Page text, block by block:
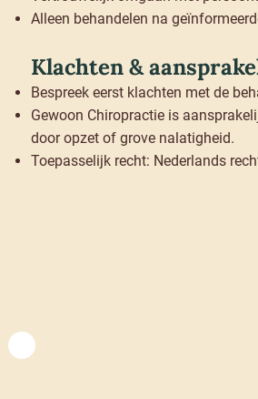
Alleen behandelen na
Klachten &
Bespreek eerst klachten met de
Gewoon Chiropractie is
door opzet of grove nalatigheid.
Toepasselijk recht: Nederlands